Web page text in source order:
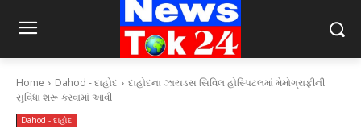
Home Dahod - દાહોદ
દાહોદના ઝાયડસ સિવિલ હોસ્પિટલમાં મેમોગ્રાફીની
સુવિધા શરૂ કરવામાં આવી
Dahod - દાહોદ